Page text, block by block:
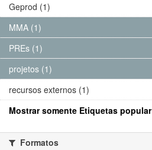
Geprod (1)
MMA (1)
PREs (1)
projetos (1)
recursos externos (1)
Mostrar somente Etiquetas popular
Formatos